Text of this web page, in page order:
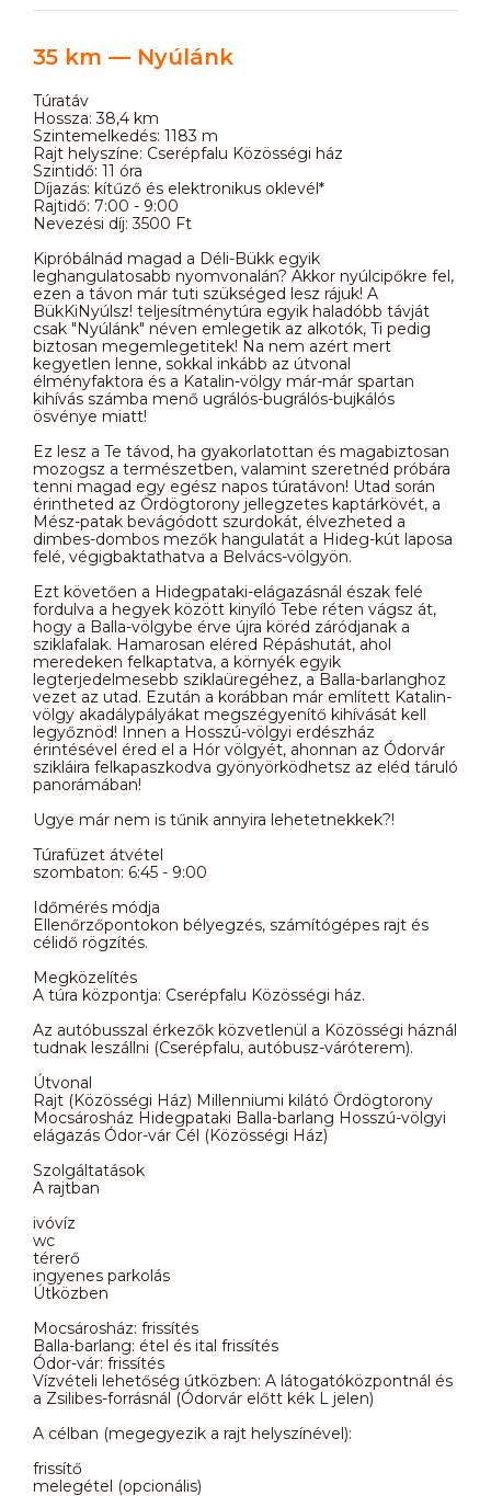
35 km — Nyúlánk
Túratáv
Hossza: 38,4 km
Szintemelkedés: 1183 m
Rajt helyszíne: Cserépfalu Közösségi ház
Szintidő: 11 óra
Díjazás: kítűző és elektronikus oklevél*
Rajtidő: 7:00 - 9:00
Nevezési díj: 3500 Ft
Kipróbálnád magad a Déli-Bükk egyik
leghangulatosabb nyomvonalán? Akkor nyúlcipőkre fel,
ezen a távon már tuti szükséged lesz rájuk! A
BükKiNyúlsz! teljesítménytúra egyik haladóbb távját
csak "Nyúlánk" néven emlegetik az alkotók, Ti pedig
biztosan megemlegetitek! Na nem azért mert
kegyetlen lenne, sokkal inkább az útvonal
élményfaktora és a Katalin-völgy már-már spartan
kihívás számba menő ugrálós-bugrálós-bujkálós
ösvénye miatt!
Ez lesz a Te távod, ha gyakorlatottan és magabiztosan
mozogsz a természetben, valamint szeretnéd próbára
tenni magad egy egész napos túratávon! Utad során
érintheted az Ördögtorony jellegzetes kaptárkövét, a
Mész-patak bevágódott szurdokát, élvezheted a
dimbes-dombos mezők hangulatát a Hideg-kút laposa
felé, végigbaktathatva a Belvács-völgyön.
Ezt követően a Hidegpataki-elágazásnál észak felé
fordulva a hegyek között kinyíló Tebe réten vágsz át,
hogy a Balla-völgybe érve újra köréd záródjanak a
sziklafalak. Hamarosan eléred Répáshutát, ahol
meredeken felkaptatva, a környék egyik
legterjedelmesebb sziklaüregéhez, a Balla-barlanghoz
vezet az utad. Ezután a korábban már említett Katalin-
völgy akadálypályákat megszégyenítő kihívását kell
legyőznöd! Innen a Hosszú-völgyi erdészház
érintésével éred el a Hór völgyét, ahonnan az Ódorvár
szikláira felkapaszkodva gyönyörködhetsz az eléd táruló
panorámában!
Ugye már nem is tűnik annyira lehetetnekkek?!
Túrafüzet átvétel
szombaton: 6:45 - 9:00
Időmérés módja
Ellenőrzőpontokon bélyegzés, számítógépes rajt és
célidő rögzítés.
Megközelítés
A túra központja: Cserépfalu Közösségi ház.
Az autóbusszal érkezők közvetlenül a Közösségi háznál
tudnak leszállni (Cserépfalu, autóbusz-váróterem).
Útvonal
Rajt (Közösségi Ház) Millenniumi kilátó Ördögtorony
Mocsárosház Hidegpataki Balla-barlang Hosszú-völgyi
elágazás Ódor-vár Cél (Közösségi Ház)
Szolgáltatások
A rajtban
ivóvíz
wc
térerő
ingyenes parkolás
Útközben
Mocsárosház: frissítés
Balla-barlang: étel és ital frissítés
Ódor-vár: frissítés
Vízvételi lehetőség útközben: A látogatóközpontnál és
a Zsilibes-forrásnál (Ódorvár előtt kék L jelen)
A célban (megegyezik a rajt helyszínével):
frissítő
melegétel (opcionális)